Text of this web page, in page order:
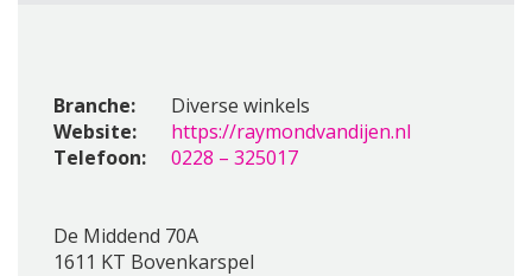
Branche:
Diverse winkels
Website:
https://raymondvandijen.nl
Telefoon:
0228 – 325017
De Middend 70A
1611 KT Bovenkarspel